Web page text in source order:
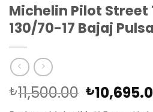
Michelin Pilot Street
130/70-17 Bajaj
₺11,500.00 Orijinal
fiyat:
₺